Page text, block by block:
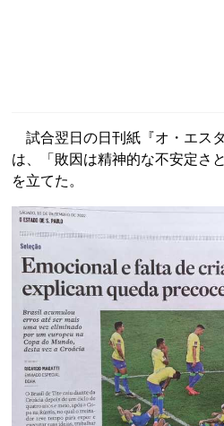
試合翌日の日刊紙『オ・エス
は、「敗因は精神的な不安定さ
を立てた。